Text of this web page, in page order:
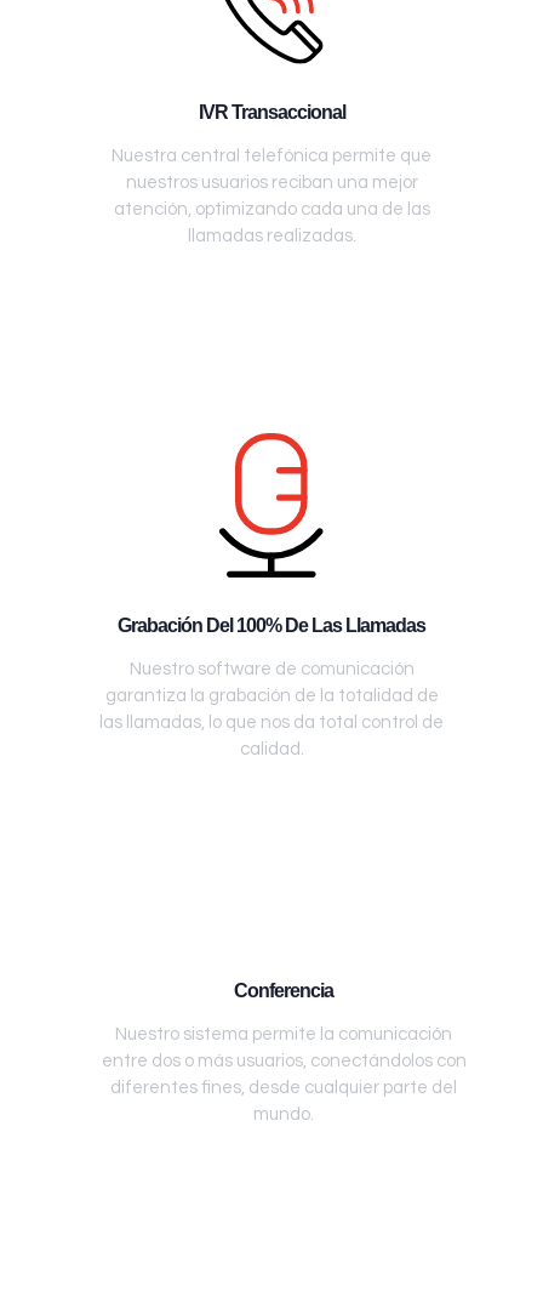
IVR Transaccional
Nuestra central telefónica permite que
nuestros usuarios reciban una mejor
atención, optimizando cada una de las
llamadas realizadas.
Grabación Del 100% De Las Llamadas
Nuestro software de comunicación
garantiza la grabación de la totalidad de
las llamadas, lo que nos da total control de
calidad.
Conferencia
Nuestro sistema permite la comunicación
entre dos o más usuarios, conectándolos con
diferentes fines, desde cualquier parte del
mundo.